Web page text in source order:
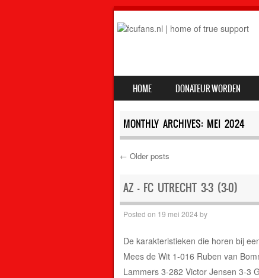
MENU
SKIP TO CONTENT
HOME DONATEUR WORDEN
MONTHLY ARCHIVES: MEI 2024
Post navigation
← Older posts
AZ – FC UTRECHT 3-3 (3-0)
Posted on 19 mei 2024 by
De karakteristieken die horen bij
Mees de Wit 1-016 Ruben van
Lammers 3-282 Victor Jensen 3-3